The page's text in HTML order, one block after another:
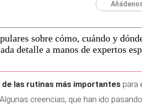
sobre cómo, cuándo y
detalle a manos de expertos
las rutinas más importantes para
creencias, que han ido